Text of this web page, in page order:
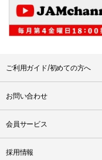
ご利用ガイド/初めての方へ
お問い合わせ
会員サービス
採用情報